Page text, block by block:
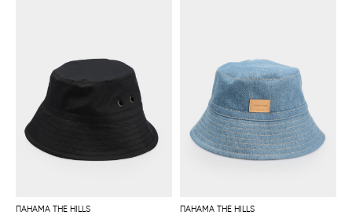
ПАНАМА THE HILLS ПАНАМА THE HILLS